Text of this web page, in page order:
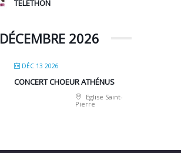
TÉLÉTHON
DÉCEMBRE 2026
DÉC 13 2026
CONCERT CHOEUR ATHÉNUS
Eglise Saint-
Pierre